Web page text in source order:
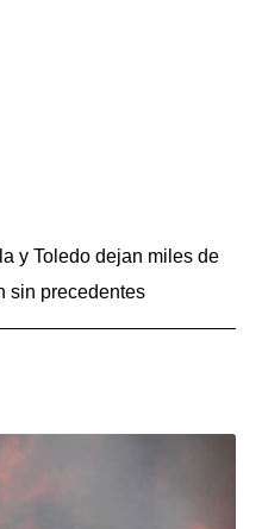
y Toledo dejan miles de
sin precedentes